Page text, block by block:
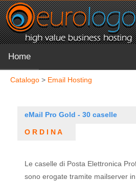
Home
Catalogo > Email Hosting
eMail Pro Gold - 30 caselle
O R D I N A
Le caselle di Posta Elettronica
sono erogate tramite mailserver